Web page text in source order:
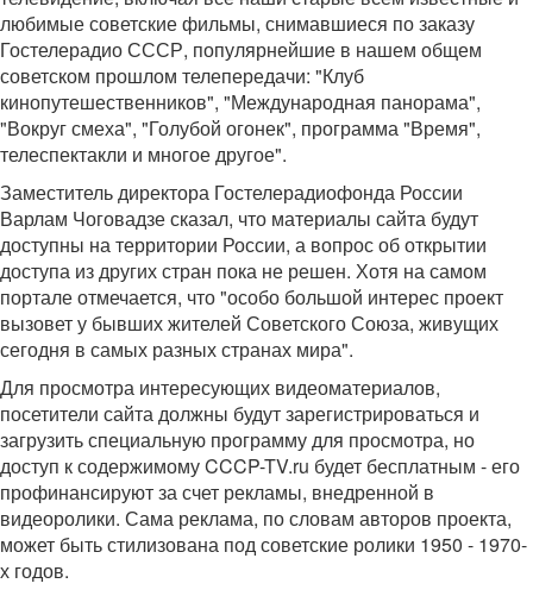
любимые советские фильмы, снимавшиеся по заказу
Гостелерадио СССР, популярнейшие в нашем общем
советском прошлом телепередачи: "Клуб
кинопутешественников", "Международная панорама",
"Вокруг смеха", "Голубой огонек", программа "Время",
телеспектакли и многое другое".
Заместитель директора Гостелерадиофонда России
Варлам Чоговадзе сказал, что материалы сайта будут
доступны на территории России, а вопрос об открытии
доступа из других стран пока не решен. Хотя на самом
портале отмечается, что "особо большой интерес проект
вызовет у бывших жителей Советского Союза, живущих
сегодня в самых разных странах мира".
Для просмотра интересующих видеоматериалов,
посетители сайта должны будут зарегистрироваться и
загрузить специальную программу для просмотра, но
доступ к содержимому CCCP-TV.ru будет бесплатным - его
профинансируют за счет рекламы, внедренной в
видеоролики. Сама реклама, по словам авторов проекта,
может быть стилизована под советские ролики 1950 - 1970-
х годов.